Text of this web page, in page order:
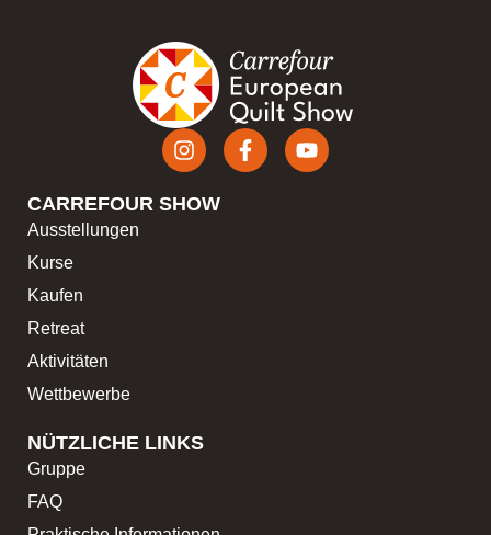
CARREFOUR SHOW
Ausstellungen
Kurse
Kaufen
Retreat
Aktivitäten
Wettbewerbe
NÜTZLICHE LINKS
Gruppe
FAQ